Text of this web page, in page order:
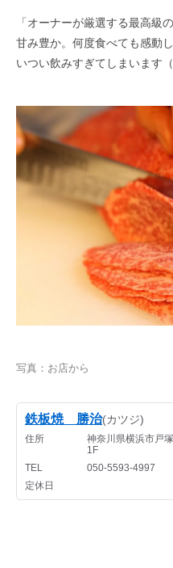
「オーナーが厳選する最高級
甘み豊か。何度食べても感動
いつい飲みすぎてしまいます（
写真：お店から